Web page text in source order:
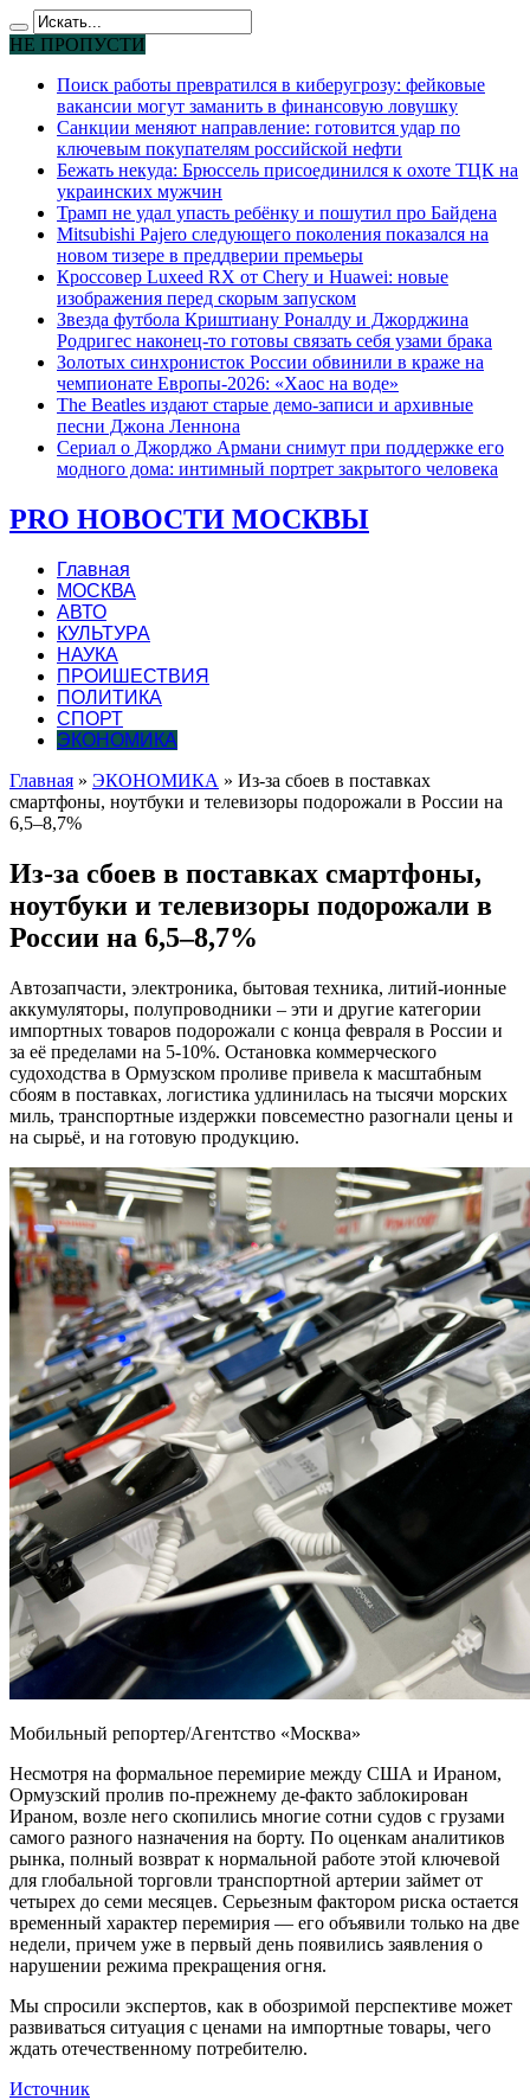
НЕ ПРОПУСТИ
Поиск работы превратился в киберугрозу: фейковые
вакансии могут заманить в финансовую ловушку
Санкции меняют направление: готовится удар по
ключевым покупателям российской нефти
Бежать некуда: Брюссель присоединился к охоте ТЦК на
украинских мужчин
Трамп не удал упасть ребёнку и пошутил про Байдена
Mitsubishi Pajero следующего поколения показался на
новом тизере в преддверии премьеры
Кроссовер Luxeed RX от Chery и Huawei: новые
изображения перед скорым запуском
Звезда футбола Криштиану Роналду и Джорджина
Родригес наконец-то готовы связать себя узами брака
Золотых синхронисток России обвинили в краже на
чемпионате Европы-2026: «Хаос на воде»
The Beatles издают старые демо-записи и архивные
песни Джона Леннона
Сериал о Джорджо Армани снимут при поддержке его
модного дома: интимный портрет закрытого человека
PRO НОВОСТИ МОСКВЫ
Главная
МОСКВА
АВТО
КУЛЬТУРА
НАУКА
ПРОИШЕСТВИЯ
ПОЛИТИКА
СПОРТ
ЭКОНОМИКА
Главная » ЭКОНОМИКА » Из-за сбоев в поставках
смартфоны, ноутбуки и телевизоры подорожали в России на
6,5–8,7%
Из-за сбоев в поставках смартфоны,
ноутбуки и телевизоры подорожали в
России на 6,5–8,7%
Автозапчасти, электроника, бытовая техника, литий-ионные
аккумуляторы, полупроводники – эти и другие категории
импортных товаров подорожали с конца февраля в России и
за её пределами на 5-10%. Остановка коммерческого
судоходства в Ормузском проливе привела к масштабным
сбоям в поставках, логистика удлинилась на тысячи морских
миль, транспортные издержки повсеместно разогнали цены и
на сырьё, и на готовую продукцию.
Мобильный репортер/Агентство «Москва»
Несмотря на формальное перемирие между США и Ираном,
Ормузский пролив по-прежнему де-факто заблокирован
Ираном, возле него скопились многие сотни судов с грузами
самого разного назначения на борту. По оценкам аналитиков
рынка, полный возврат к нормальной работе этой ключевой
для глобальной торговли транспортной артерии займет от
четырех до семи месяцев. Серьезным фактором риска остается
временный характер перемирия — его объявили только на две
недели, причем уже в первый день появились заявления о
нарушении режима прекращения огня.
Мы спросили экспертов, как в обозримой перспективе может
развиваться ситуация с ценами на импортные товары, чего
ждать отечественному потребителю.
Источник